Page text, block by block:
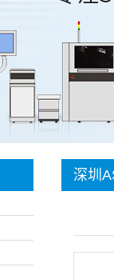
仪
深圳回流焊
深圳AXI检测机
深圳SMT周边设
件
深圳智能制造
深圳半导体设备
深圳